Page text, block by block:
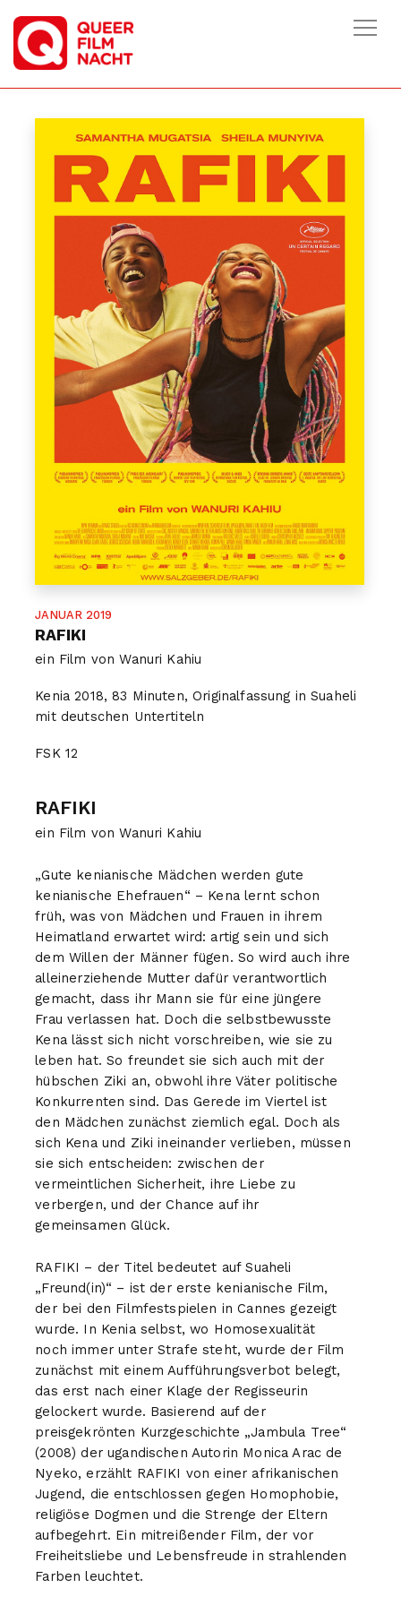
JANUAR 2019
RAFIKI
ein Film von Wanuri Kahiu
Kenia 2018, 83 Minuten, Originalfassung in Suaheli
mit deutschen Untertiteln
FSK12
RAFIKI
ein Film von Wanuri Kahiu
„Gute kenianische Mädchen werden gute
kenianische Ehefrauen“ – Kena lernt schon
früh, was von Mädchen und Frauen in ihrem
Heimatland erwartet wird: artig sein und sich
dem Willen der Männer fügen. So wird auch ihre
alleinerziehende Mutter dafür verantwortlich
gemacht, dass ihr Mann sie für eine jüngere
Frau verlassen hat. Doch die selbstbewusste
Kena lässt sich nicht vorschreiben, wie sie zu
leben hat. So freundet sie sich auch mit der
hübschen Ziki an, obwohl ihre Väter politische
Konkurrenten sind. Das Gerede im Viertel ist
den Mädchen zunächst ziemlich egal. Doch als
sich Kena und Ziki ineinander verlieben, müssen
sie sich entscheiden: zwischen der
vermeintlichen Sicherheit, ihre Liebe zu
verbergen, und der Chance auf ihr
gemeinsamen Glück.
RAFIKI – der Titel bedeutet auf Suaheli
„Freund(in)“ – ist der erste kenianische Film,
der bei den Filmfestspielen in Cannes gezeigt
wurde. In Kenia selbst, wo Homosexualität
noch immer unter Strafe steht, wurde der Film
zunächst mit einem Aufführungsverbot belegt,
das erst nach einer Klage der Regisseurin
gelockert wurde. Basierend auf der
preisgekrönten Kurzgeschichte „Jambula Tree“
(2008) der ugandischen Autorin Monica Arac de
Nyeko, erzählt RAFIKI von einer afrikanischen
Jugend, die entschlossen gegen Homophobie,
religiöse Dogmen und die Strenge der Eltern
aufbegehrt. Ein mitreißender Film, der vor
Freiheitsliebe und Lebensfreude in strahlenden
Farben leuchtet.